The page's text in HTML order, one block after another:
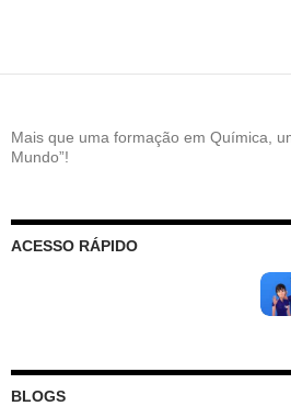
Mais que uma formação em Química,
Mundo”!
ACESSO RÁPIDO
BLOGS